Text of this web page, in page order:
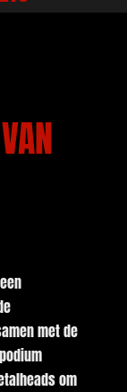
met de
om